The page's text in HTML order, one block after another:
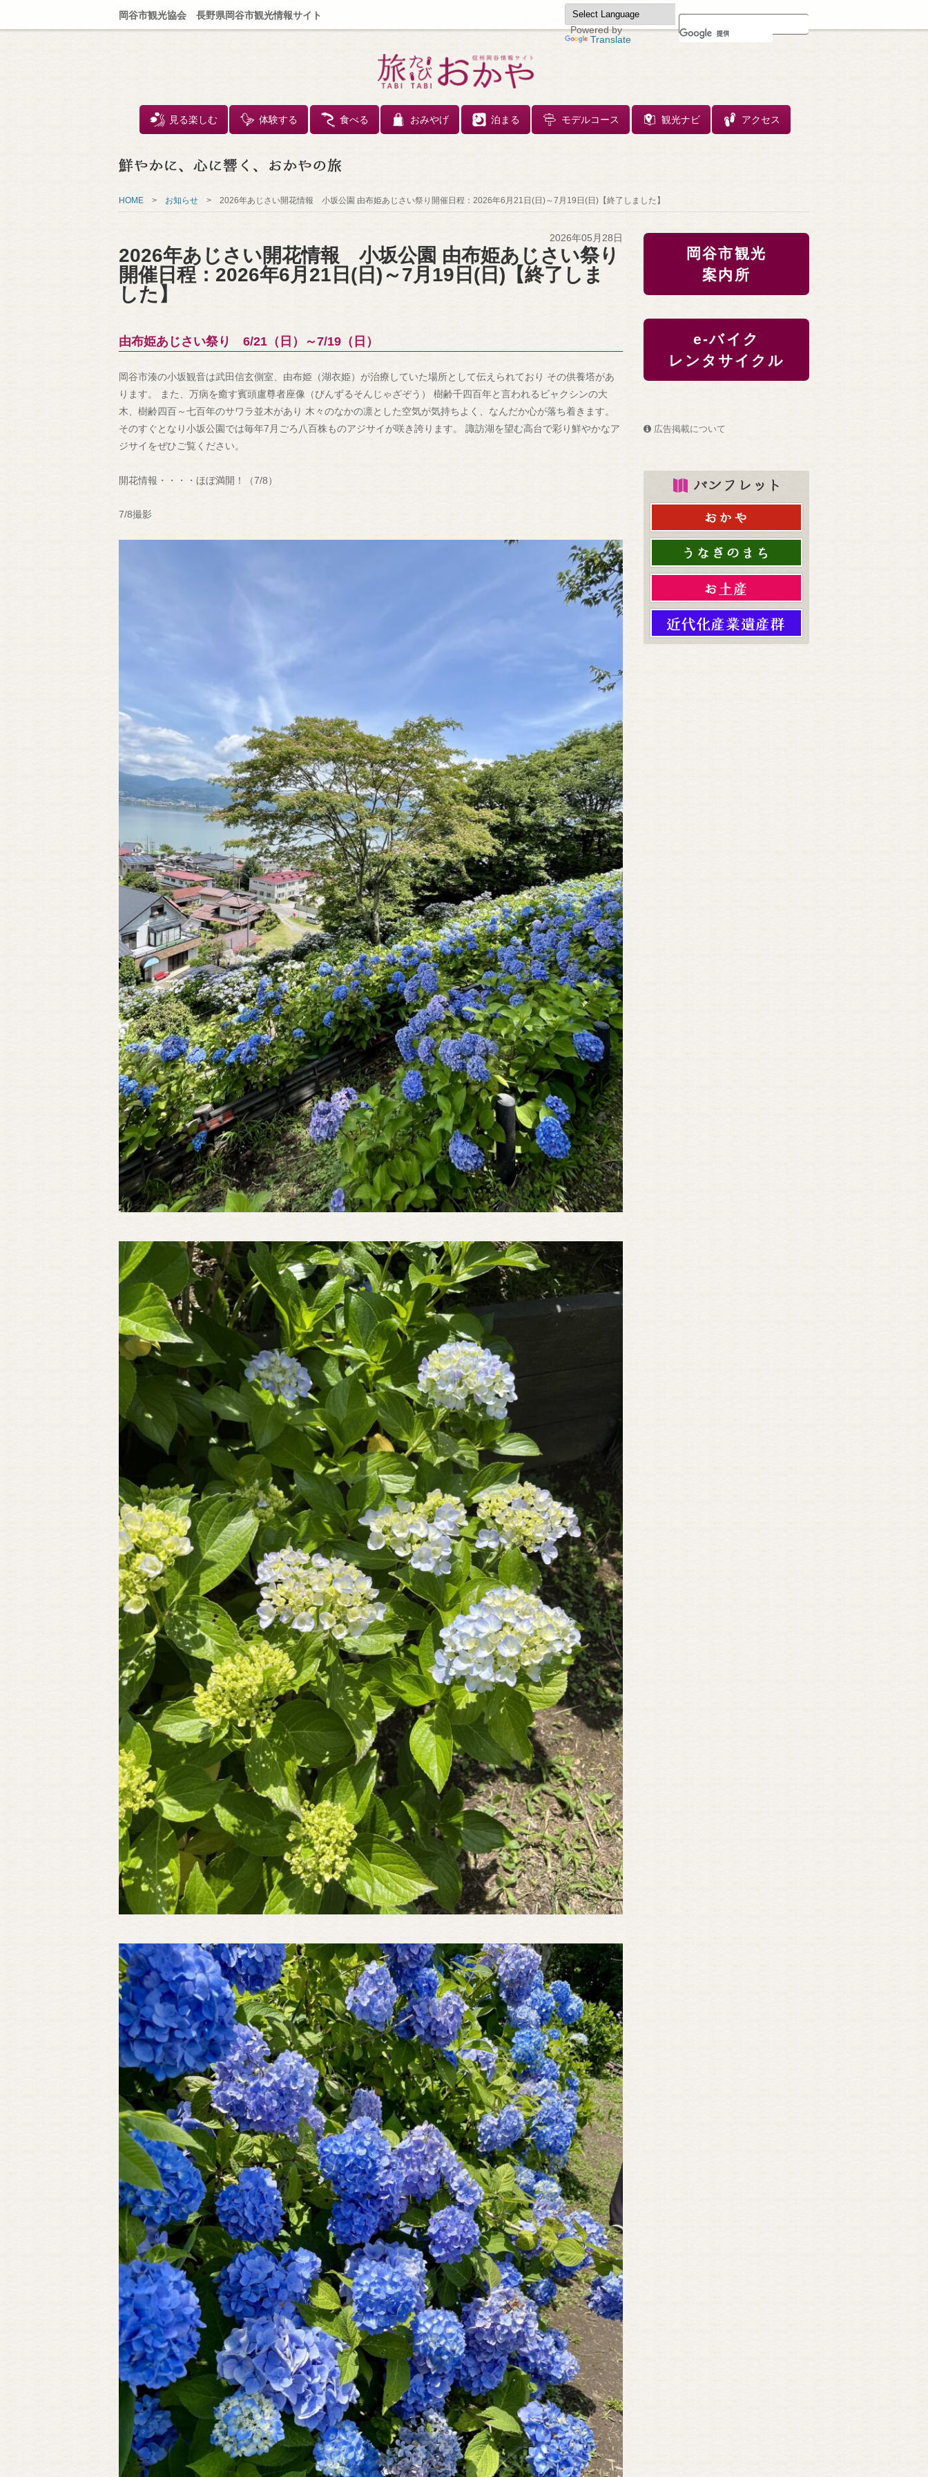
コンテンツへスキップ
見る楽しむ
体験する 食べる おみやげ 泊まる モデルコース 観光ナビ アクセス
岡谷市観光協会 長野県岡谷市観光情報サイト
Powered by
Translate
HOME > お知らせ > 2026年あじさい開花情報 小坂公園 由布姫あじさい祭り開催日程：2026年6月21日(日)～7月19日(日)【終了しました】
2026年05月28日
2026年あじさい開花情報 小坂公園 由布姫あじさい祭り
開催日程：2026年6月21日(日)～7月19日(日)【終了しま
した】
由布姫あじさい祭り 6/21（日）～7/19（日）
岡谷市湊の小坂観音は武田信玄側室、由布姫（湖衣姫）が治療していた場所として伝えられており その供養塔があ
ります。 また、万病を癒す賓頭盧尊者座像（びんずるそんじゃざぞう） 樹齢千四百年と言われるビャクシンの大
木、樹齢四百～七百年のサワラ並木があり 木々のなかの凛とした空気が気持ちよく、なんだか心が落ち着きます。
そのすぐとなり小坂公園では毎年7月ごろ八百株ものアジサイが咲き誇ります。 諏訪湖を望む高台で彩り鮮やかなア
ジサイをぜひご覧ください。
開花情報・・・・ほぼ満開！（7/8）
7/8撮影
岡谷市観光
案内所
e-バイク
レンタサイクル
広告掲載について